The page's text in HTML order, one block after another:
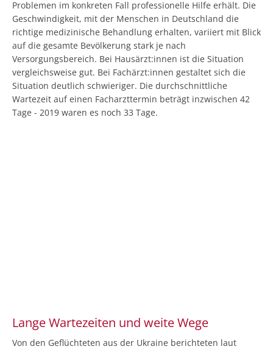
Problemen im konkreten Fall professionelle Hilfe erhält. Die
Geschwindigkeit, mit der Menschen in Deutschland die
richtige medizinische Behandlung erhalten, variiert mit Blick
auf die gesamte Bevölkerung stark je nach
Versorgungsbereich. Bei Hausärzt:innen ist die Situation
vergleichsweise gut. Bei Fachärzt:innen gestaltet sich die
Situation deutlich schwieriger. Die durchschnittliche
Wartezeit auf einen Facharzttermin beträgt inzwischen 42
Tage - 2019 waren es noch 33 Tage.
Lange Wartezeiten und weite Wege
Von den Geflüchteten aus der Ukraine berichteten laut